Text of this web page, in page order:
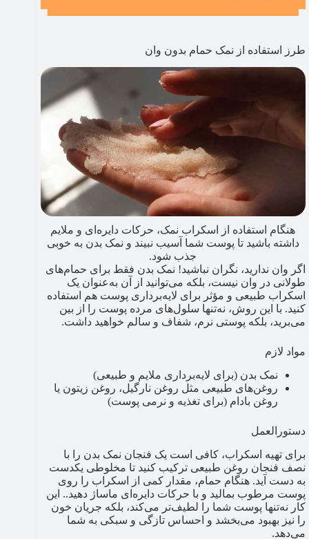
طرز استفاده از نمک حمام بدون وان
هنگام استفاده از اسکراب نمک، حرکات دایره‌ای و ملایم
داشته باشید تا پوست شما آسیب نبیند و نمک بدن به خوبی
جذب شود.
اگر وان ندارید، نگران نباشید! نمک بدن فقط برای حمام‌های
طولانی در وان نیست، بلکه می‌توانید از آن به‌عنوان یک
اسکراب طبیعی و مؤثر برای لایه‌برداری پوست هم استفاده
کنید. با این روش، نه‌تنها سلول‌های مرده پوست را از بین
می‌برید، بلکه پوستی نرم، شفاف و سالم خواهید داشت.
مواد لازم
نمک بدن (برای لایه‌برداری ملایم و طبیعی)
روغن‌های طبیعی مثل روغن نارگیل، روغن زیتون یا
روغن بادام (برای تغذیه و نرمی پوست)
دستورالعمل
برای تهیه اسکراب، کافی است یک فنجان نمک بدن را با
نصف فنجان روغن طبیعی ترکیب کنید تا مخلوطی یکدست
به دست آید. هنگام حمام، مقدار کمی از اسکراب را روی
پوست مرطوب بمالید و با حرکات دایره‌ای ماساژ دهید.. این
کار نه‌تنها پوست شما را لطیف‌تر می‌کند، بلکه جریان خون
را نیز بهبود می‌بخشد و احساس تازگی و سبکی به شما
می‌دهد.